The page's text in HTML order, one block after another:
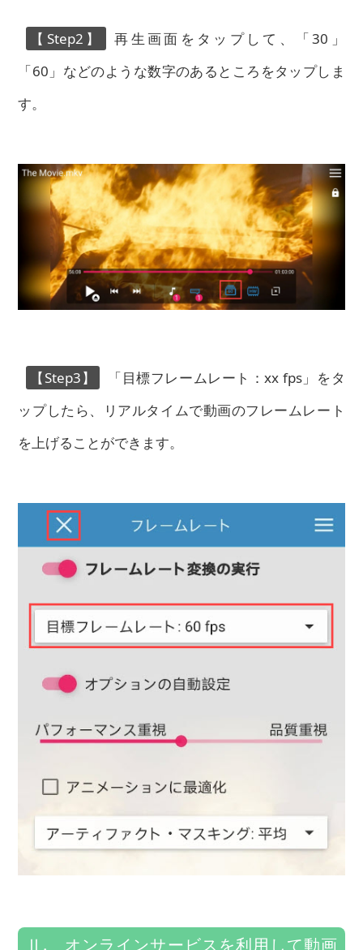
【Step2】
再生画面をタップして、「30」
「60」などのような数字のあるところをタップしま
す。
【Step3】
「目標フレームレート：xx fps」をタ
ップしたら、リアルタイムで動画のフレームレート
を上げることができます。
Ⅱ. オンラインサービスを利用して動画